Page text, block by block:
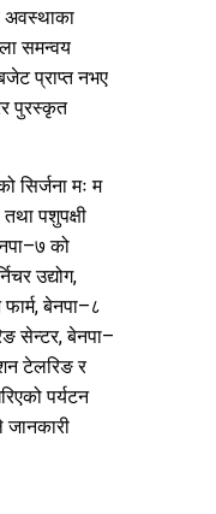
अवस्थाका
समन्वय
प्राप्त नभए
पुरस्कृत
सिर्जना मः म
पशुपक्षी
को
उद्योग,
बेनपा–८
सेन्टर, बेनपा–
टेलरिङ र
पर्यटन
जानकारी